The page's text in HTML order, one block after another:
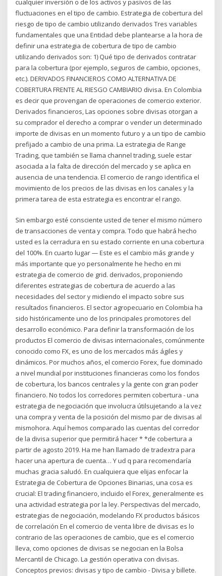
cualquier inversión o de los activos y pasivos de las
fluctuaciones en el tipo de cambio. Estrategia de cobertura del
riesgo de tipo de cambio utilizando derivados Tres variables
fundamentales que una Entidad debe plantearse a la hora de
definir una estrategia de cobertura de tipo de cambio
utilizando derivados son: 1) Qué tipo de derivados contratar
para la cobertura (por ejemplo, seguros de cambio, opciones,
etc.). DERIVADOS FINANCIEROS COMO ALTERNATIVA DE
COBERTURA FRENTE AL RIESGO CAMBIARIO divisa. En Colombia
es decir que provengan de operaciones de comercio exterior.
Derivados financieros, Las opciones sobre divisas otorgan a
su comprador el derecho a comprar o vender un determinado
importe de divisas en un momento futuro y a un tipo de cambio
prefijado a cambio de una prima. La estrategia de Range
Trading, que también se llama channel trading, suele estar
asociada a la falta de dirección del mercado y se aplica en
ausencia de una tendencia. El comercio de rango identifica el
movimiento de los precios de las divisas en los canales y la
primera tarea de esta estrategia es encontrar el rango.
Sin embargo esté consciente usted de tener el mismo número
de transacciones de venta y compra. Todo que habrá hecho
usted es la cerradura en su estado corriente en una cobertura
del 100%. En cuarto lugar — Este es el cambio más grande y
más importante que yo personalmente he hecho en mi
estrategia de comercio de grid. derivados, proponiendo
diferentes estrategias de cobertura de acuerdo a las
necesidades del sector y midiendo el impacto sobre sus
resultados financieros. El sector agropecuario en Colombia ha
sido históricamente uno de los principales promotores del
desarrollo económico. Para definir la transformación de los
productos El comercio de divisas internacionales, comúnmente
conocido como FX, es uno de los mercados más ágiles y
dinámicos. Por muchos años, el comercio Forex, fue dominado
a nivel mundial por instituciones financieras como los fondos
de cobertura, los bancos centrales y la gente con gran poder
financiero. No todos los corredores permiten cobertura - una
estrategia de negociación que involucra útilsujetando a la vez
una compra y venta de la posición del mismo par de divisas al
mismohora. Aquí hemos comparado las cuentas del corredor
de la divisa superior que permitirá hacer * *de cobertura a
partir de agosto 2019. Ha me han llamado de tradextra para
hacer una apertura de cuenta… Y ud q para recomendaría
muchas gracia saludó. En cualquiera que elijas enfocar la
Estrategia de Cobertura de Opciones Binarias, una cosa es
crucial: El trading financiero, incluido el Forex, generalmente es
una actividad estrategia por la ley. Perspectivas del mercado,
estrategias de negociación, modelando FX productos básicos
de correlación En el comercio de venta libre de divisas es lo
contrario de las operaciones de cambio, que es el comercio
lleva, como opciones de divisas se negocian en la Bolsa
Mercantil de Chicago. La gestión operativa con divisas.
Conceptos previos: divisas y tipo de cambio - Divisa y billete.